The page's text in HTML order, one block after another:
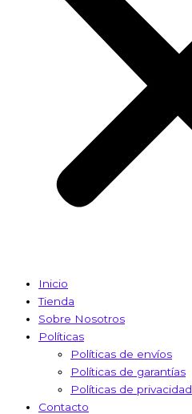
Inicio
Tienda
Sobre Nosotros
Políticas
Políticas de envíos
Políticas de garantías
Políticas de privacidad
Contacto